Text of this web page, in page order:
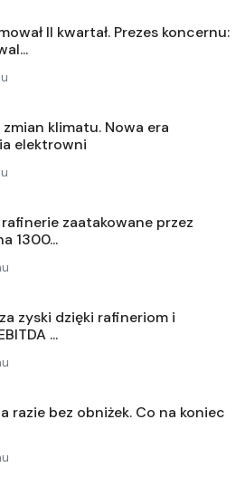
II kwartał. Prezes koncernu:
klimatu. Nowa era
elektrowni
zaatakowane przez
1300...
zyski dzięki rafineriom i
...
razie bez obniżek. Co na koniec